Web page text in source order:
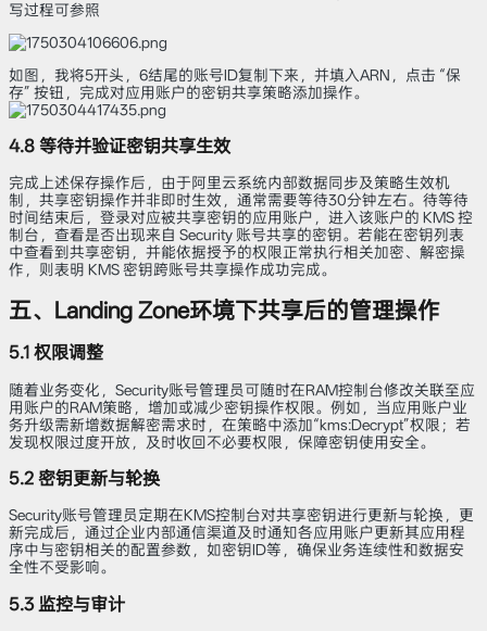
写过程可参照
如图，我将5开头，6结尾的账号ID复制下来，并填入ARN，点击 “保
存” 按钮，完成对应用账户的密钥共享策略添加操作。
4.8 等待并验证密钥共享生效
完成上述保存操作后，由于阿里云系统内部数据同步及策略生效机
制，共享密钥操作并非即时生效，通常需要等待30分钟左右。待等待
时间结束后，登录对应被共享密钥的应用账户，进入该账户的 KMS 控
制台，查看是否出现来自 Security 账号共享的密钥。若能在密钥列表
中查看到共享密钥，并能依据授予的权限正常执行相关加密、解密操
作，则表明 KMS 密钥跨账号共享操作成功完成。
五、Landing Zone环境下共享后的管理操作
5.1 权限调整
随着业务变化，Security账号管理员可随时在RAM控制台修改关联至应
用账户的RAM策略，增加或减少密钥操作权限。例如，当应用账户业
务升级需新增数据解密需求时，在策略中添加“kms:Decrypt”权限；若
发现权限过度开放，及时收回不必要权限，保障密钥使用安全。
5.2 密钥更新与轮换
Security账号管理员定期在KMS控制台对共享密钥进行更新与轮换，更
新完成后，通过企业内部通信渠道及时通知各应用账户更新其应用程
序中与密钥相关的配置参数，如密钥ID等，确保业务连续性和数据安
全性不受影响。
5.3 监控与审计